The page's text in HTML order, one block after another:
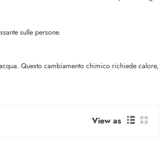
sulle persone.
Questo cambiamento chimico richiede calore,
View as